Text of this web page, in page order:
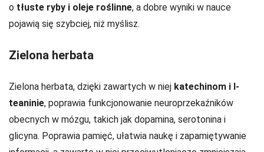
o tłuste ryby i oleje roślinne, a dobre wyniki w nauce
pojawią się szybciej, niż myślisz.
Zielona herbata
Zielona herbata, dzięki zawartych w niej katechinom i l-
teaninie, poprawia funkcjonowanie neuroprzekaźników
obecnych w mózgu, takich jak dopamina, serotonina i
glicyna. Poprawia pamięć, ułatwia naukę i zapamiętywanie